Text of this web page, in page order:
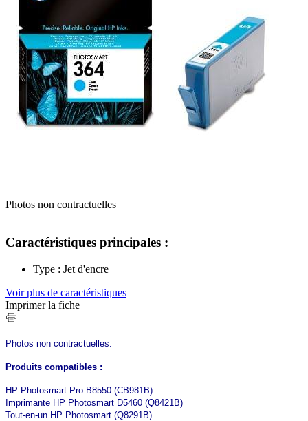
Photos non contractuelles
Caractéristiques principales :
Type : Jet d'encre
Voir plus de caractéristiques
Imprimer la fiche
Photos non contractuelles.
Produits compatibles :
HP Photosmart Pro B8550 (CB981B)
Imprimante HP Photosmart D5460 (Q8421B)
Tout-en-un HP Photosmart (Q8291B)